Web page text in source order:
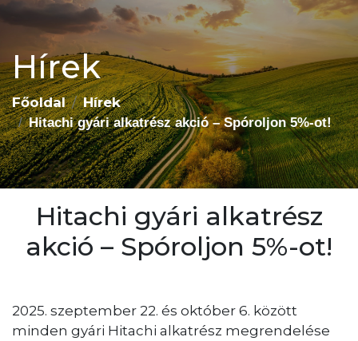
Hírek
Főoldal Hírek
Hitachi gyári alkatrész akció – Spóroljon 5%-ot!
Hitachi gyári alkatrész
akció – Spóroljon 5%-ot!
2025. szeptember 22. és október 6. között
minden gyári Hitachi alkatrész megrendelése